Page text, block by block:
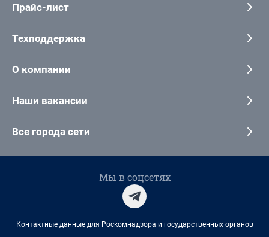
Прайс-лист
Техподдержка
О компании
Наши вакансии
Все города сети
Мы в соцсетях
Контактные данные для Роскомнадзора и государственных органов